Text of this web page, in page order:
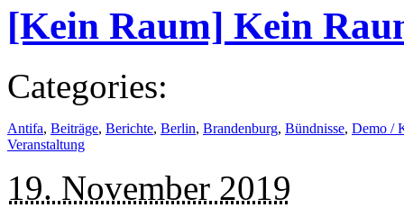
[Kein Raum] Kein
Categories:
Antifa, Beiträge, Berichte, Berlin, Brandenburg, Bündnisse, Demo /
Veranstaltung
19. November 2019